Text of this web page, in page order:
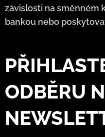
závislosti na směnném
bankou nebo
ODBĚRU